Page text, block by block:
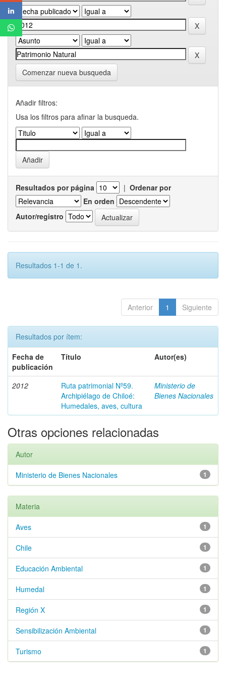
Comenzar nueva busqueda
Añadir filtros:
Usa los filtros para afinar la busqueda.
Resultados por página | Ordenar por
En orden
Autor/registro
Resultados 1-1 de 1.
Anterior 1 Siguiente
Resultados por ítem:
Fecha de
publicación
Título Autor(es)
2012
Ruta patrimonial Nº59.
Archipiélago de Chiloé:
Humedales, aves, cultura
Ministerio de
Bienes Nacionales
Otras opciones relacionadas
Autor
1
Ministerio de Bienes Nacionales
Materia
1
Aves
1
Chile
1
Educación Ambiental
1
Humedal
1
Región X
1
Sensibilización Ambiental
1
Turismo